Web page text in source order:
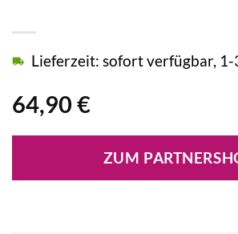
64,90 €
Lieferzeit: sofort verfügbar,
ZUM